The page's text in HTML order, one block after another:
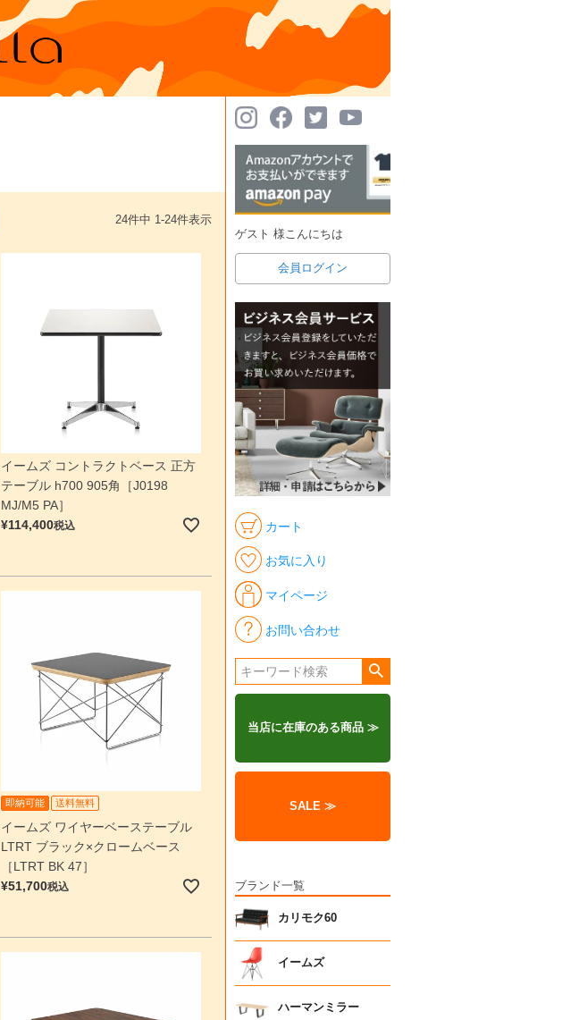
24件中 1-24件表示
イームズ コントラクトベース 正方
テーブル h700 905角［J0198
MJ/M5 PA］
¥114,400税込
即納可能 送料無料
イームズ ワイヤーベーステーブル
LTRT ブラック×クロームベース
［LTRT BK 47］
¥51,700税込
ゲスト 様こんにちは
会員ログイン
カート
お気に入り
マイページ
お問い合わせ
当店に在庫のある商品 ≫
SALE ≫
ブランド一覧
カリモク60
イームズ
ハーマンミラー